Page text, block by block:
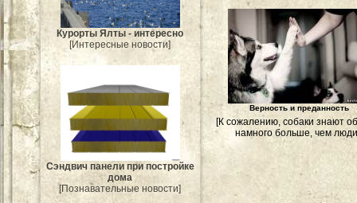
Курорты Ялты - интересно
[Интересные новости]
Сэндвич панели при постройке
дома
[Познавательные новости]
Верность и преданность
[К сожалению, собаки знают
намного больше, чем